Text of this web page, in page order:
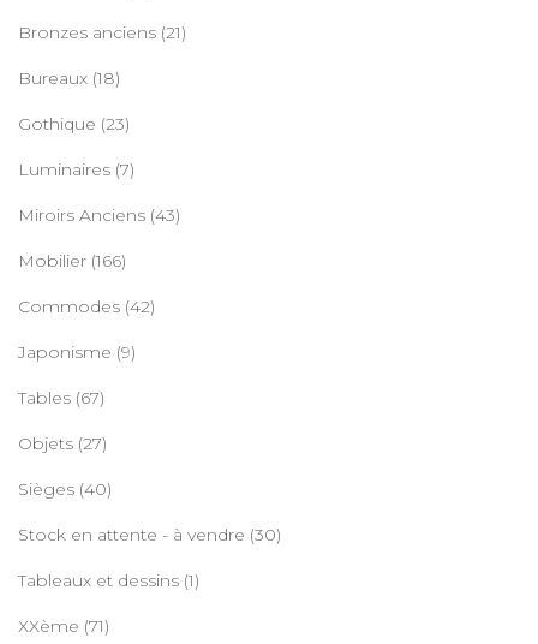
Bronzes anciens (21)
Bureaux (18)
Gothique (23)
Luminaires (7)
Miroirs Anciens (43)
Mobilier (166)
Commodes (42)
Japonisme (9)
Tables (67)
Objets (27)
Sièges (40)
Stock en attente - à vendre (30)
Tableaux et dessins (1)
XXème (71)